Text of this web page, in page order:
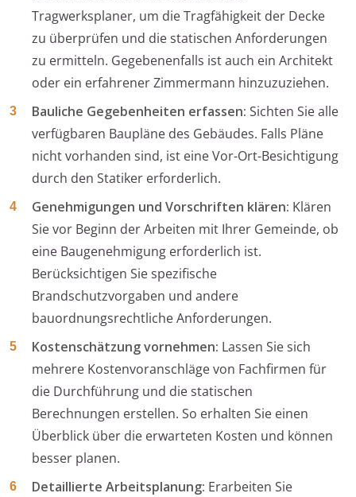
Tragwerksplaner, um die Tragfähigkeit der Decke
zu überprüfen und die statischen Anforderungen
zu ermitteln. Gegebenenfalls ist auch ein Architekt
oder ein erfahrener Zimmermann hinzuzuziehen.
Bauliche Gegebenheiten erfassen: Sichten Sie alle
verfügbaren Baupläne des Gebäudes. Falls Pläne
nicht vorhanden sind, ist eine Vor-Ort-Besichtigung
durch den Statiker erforderlich.
Genehmigungen und Vorschriften klären: Klären
Sie vor Beginn der Arbeiten mit Ihrer Gemeinde, ob
eine Baugenehmigung erforderlich ist.
Berücksichtigen Sie spezifische
Brandschutzvorgaben und andere
bauordnungsrechtliche Anforderungen.
Kostenschätzung vornehmen: Lassen Sie sich
mehrere Kostenvoranschläge von Fachfirmen für
die Durchführung und die statischen
Berechnungen erstellen. So erhalten Sie einen
Überblick über die erwarteten Kosten und können
besser planen.
Detaillierte Arbeitsplanung: Erarbeiten Sie